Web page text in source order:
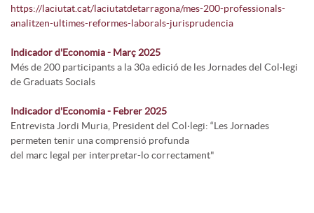
https://laciutat.cat/laciutatdetarragona/mes-200-professionals-
analitzen-ultimes-reformes-laborals-jurisprudencia
Indicador d'Economia - Març 2025
Més de 200 participants a la 30a edició de les Jornades del Col·legi
de Graduats Socials
Indicador d'Economia - Febrer 2025
Entrevista Jordi Muria, President del Col·legi: “Les Jornades
permeten tenir una comprensió profunda
del marc legal per interpretar-lo correctament"